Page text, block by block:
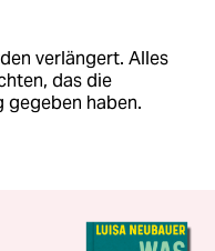
verlängert. Alles
das die
gegeben haben.